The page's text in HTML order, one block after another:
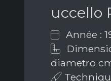
uccello
Année :
diametro